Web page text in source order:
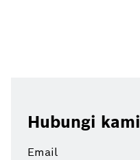
Hubungi kami
Email